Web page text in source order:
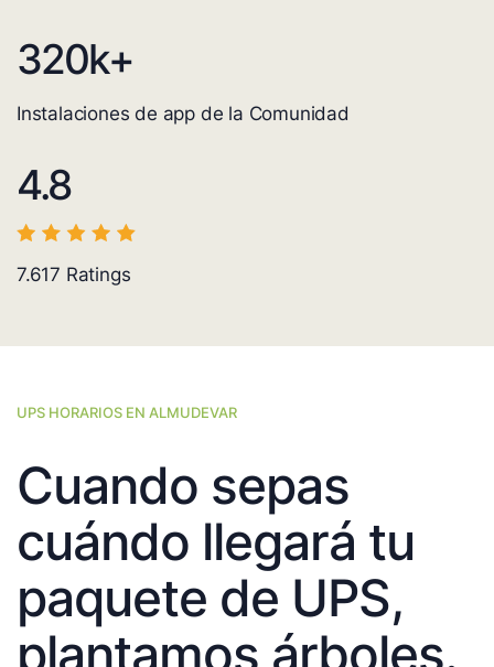
320k+
Instalaciones de app de la Comunidad
4.8
7.617 Ratings
UPS HORARIOS EN ALMUDEVAR
Cuando sepas
cuándo llegará tu
paquete de UPS,
plantamos árboles.